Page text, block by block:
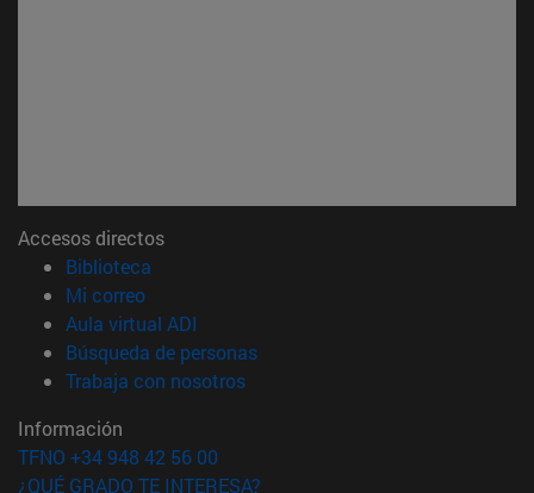
Accesos directos
Biblioteca
Mi correo(abre en nueva ventana)
Aula virtual ADI
Búsqueda de personas(abre en nueva ventana)
Trabaja con nosotros(abre en nueva ventana)
Información
TFNO +34 948 42 56 00
¿QUÉ GRADO TE INTERESA?